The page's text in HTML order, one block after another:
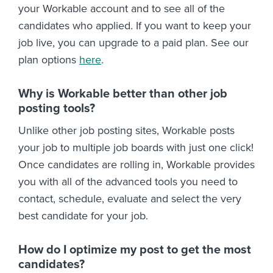
your Workable account and to see all of the
candidates who applied. If you want to keep your
job live, you can upgrade to a paid plan. See our
plan options here.
Why is Workable better than other job
posting tools?
Unlike other job posting sites, Workable posts
your job to multiple job boards with just one click!
Once candidates are rolling in, Workable provides
you with all of the advanced tools you need to
contact, schedule, evaluate and select the very
best candidate for your job.
How do I optimize my post to get the most
candidates?